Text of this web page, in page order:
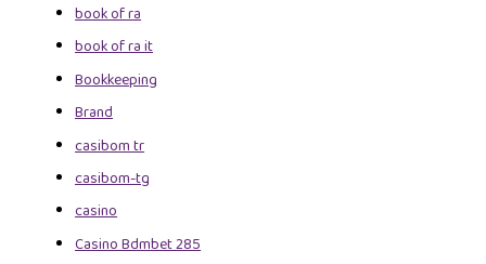
book of ra
book of ra it
Bookkeeping
Brand
casibom tr
casibom-tg
casino
Casino Bdmbet 285